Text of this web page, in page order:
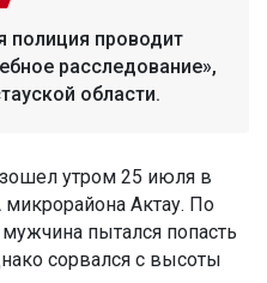
полиция проводит
расследование»,
области.
утром 25 июля в
Актау. По
пытался попасть
сорвался с высоты